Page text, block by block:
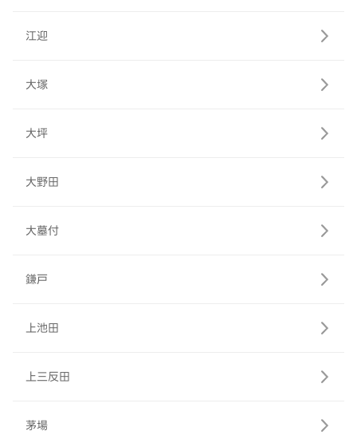
江迎
大塚
大坪
大野田
大墓付
鎌戸
上池田
上三反田
茅場